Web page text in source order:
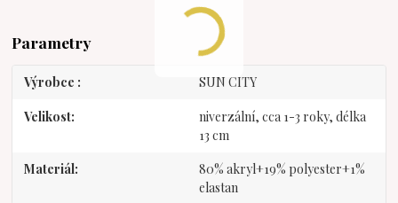
Parametry
Výrobce SUN CITY
Velikost
niverzální, cca 1-3 roky, délka
13 cm
Materiál
80% akryl+19% polyester+1%
elastan